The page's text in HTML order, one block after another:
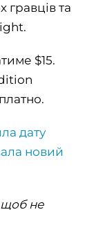
та
$15.
дату
новий
щоб не